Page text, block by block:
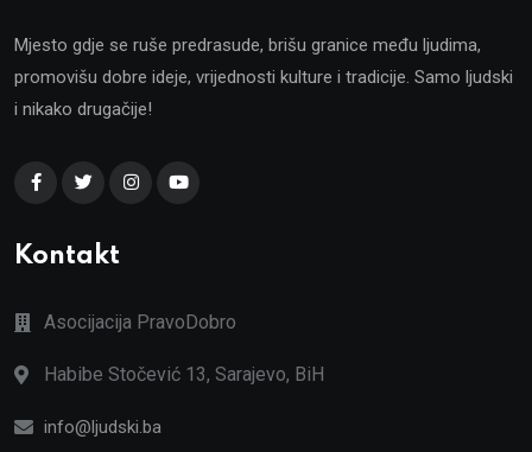
Mjesto gdje se ruše predrasude, brišu granice među ljudima,
promovišu dobre ideje, vrijednosti kulture i tradicije. Samo ljudski
i nikako drugačije!
Kontakt
Asocijacija PravoDobro
Habibe Stočević 13, Sarajevo, BiH
info@ljudski.ba